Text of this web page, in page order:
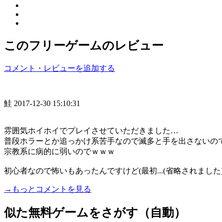
このフリーゲームのレビュー
コメント・レビューを追加する
鮭 2017-12-30 15:10:31
雰囲気ホイホイでプレイさせていただきました…
普段ホラーとか追っかけ系苦手なので滅多と手を出さないの
宗教系に病的に弱いのでｗｗｗ
初心者なので怖いもあったんですけど(最初...(省略されまし
→もっとコメントを見る
似た無料ゲームをさがす（自動）